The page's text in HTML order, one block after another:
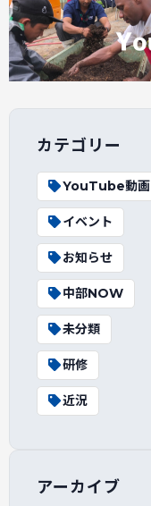
カテゴリー
YouTube動画
イベント
お知らせ
中部NOW
未分類
研修
近況
アーカイブ